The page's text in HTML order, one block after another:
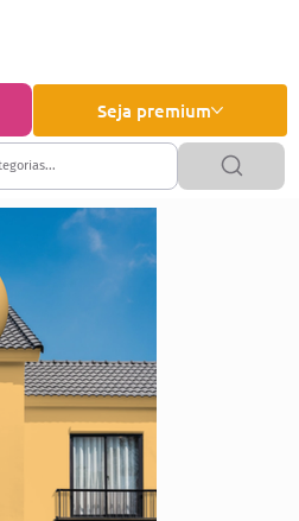
Seja premium